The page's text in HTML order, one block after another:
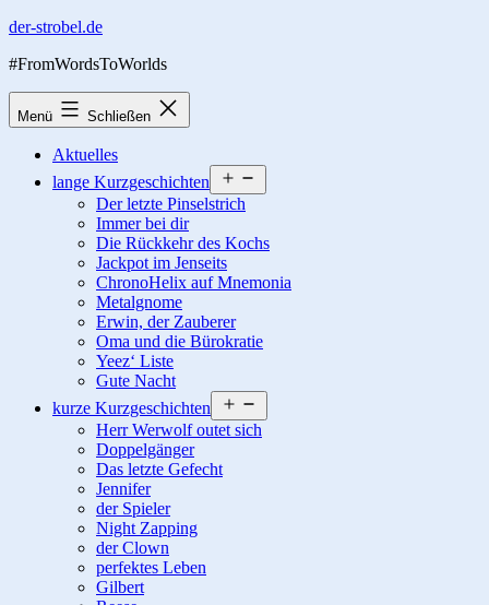
Zum
springen
der-strobel.de
#FromWordsToWorlds
Menü Schließen
Aktuelles
lange Kurzgeschichten
öffnen
Der letzte Pinselstrich
Immer bei dir
Die Rückkehr des Kochs
Jackpot im Jenseits
ChronoHelix auf Mnemonia
Metalgnome
Erwin, der Zauberer
Oma und die Bürokratie
Yeez‘ Liste
Gute Nacht
kurze Kurzgeschichten
öffnen
Herr Werwolf outet sich
Doppelgänger
Das letzte Gefecht
Jennifer
der Spieler
Night Zapping
der Clown
perfektes Leben
Gilbert